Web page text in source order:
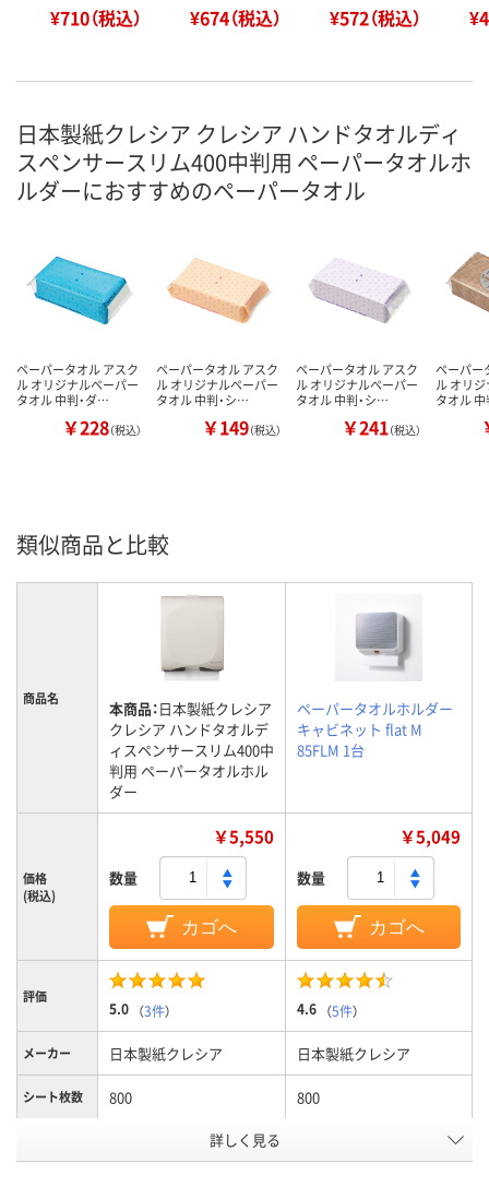
¥710（税込） ¥674（税込） ¥572（税込）
日本製紙クレシア クレシア ハンドタオルディ
スペンサースリム400中判用 ペーパータオルホ
ルダーにおすすめのペーパータオル
ペーパータオル アスク
ル オリジナルペーパー
タオル 中判・ダ…
￥228（税込）
ペーパータオル アスク
ル オリジナルペーパー
タオル 中判・シ…
￥149（税込）
ペーパータオル アスク
ル オリジナルペーパー
タオル 中判・シ…
￥241（税込）
ペーパー
ル オリ
タオル
類似商品と比較
商品名 本商品：日本製紙クレシア
クレシア ハンドタオルデ
ィスペンサースリム400中
判用 ペーパータオルホル
ダー
ペーパータオルホルダー
キャビネット flat M
85FLM 1台
価格
(税込)
￥5,550
数量
カゴへ
￥5,049
数量
カゴへ
評価
5.0 （3件） 4.6 （5件）
メーカー 日本製紙クレシア 日本製紙クレシア
シート枚数 800 800
詳しく見る